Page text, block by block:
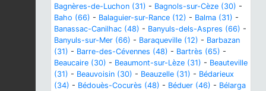
Bagnères-de-Luchon (31) - Bagnols-sur-Cèze (30) -
Baho (66) - Balaguier-sur-Rance (12) - Balma (31) -
Banassac-Canilhac (48) - Banyuls-dels-Aspres (66) -
Banyuls-sur-Mer (66) - Baraqueville (12) - Barbazan
(31) - Barre-des-Cévennes (48) - Bartrès (65) -
Beaucaire (30) - Beaumont-sur-Lèze (31) - Beauteville
(31) - Beauvoisin (30) - Beauzelle (31) - Bédarieux
(34) - Bédouès-Cocurès (48) - Béduer (46) - Bélarga